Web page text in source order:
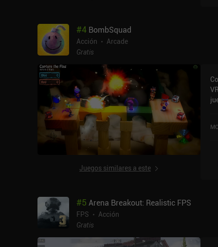
#4 BombSquad
Acción
Arcade
Gratis
Juegos similares a este
#5 Arena Breakout: Realistic FPS
FPS
Acción
Gratis